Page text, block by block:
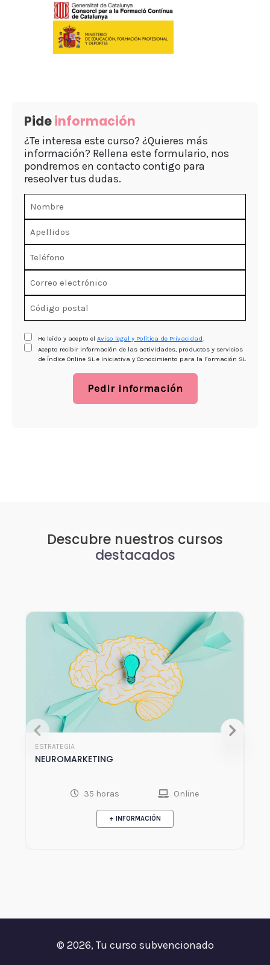
Pideinformación
¿Te interesa este curso? ¿Quieres más
información? Rellena este formulario, nos
pondremos en contacto contigo para
reseolver tus dudas.
He leído y acepto el Aviso legal y Política de Privacidad.
Acepto recibir información de las actividades, productos y servicios
de Índice Online SL e Iniciativa y Conocimiento para la Formación SL
Pedir información
Descubre nuestros cursos
destacados
ESTRATEGIA
NEUROMARKETING
35 horas Online
+ INFORMACIÓN
© 2026, Tu curso subvencionado